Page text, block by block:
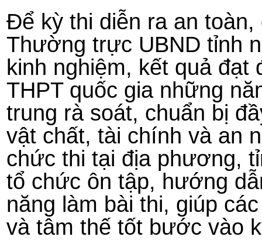
Để kỳ thi diễn ra an
Thường trực UBND tỉnh
kinh nghiệm, kết quả
THPT quốc gia những
trung rà soát, chuẩn bị
vật chất, tài chính và an
chức thi tại địa phương,
tổ chức ôn tập, hướng
năng làm bài thi, giúp
và tâm thế tốt bước vào